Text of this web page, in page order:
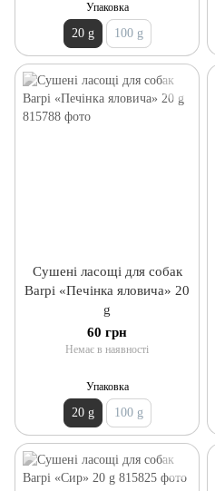
Упаковка
20 g 100 g
Сушені ласощі для собак
Barpi «Печінка яловича» 20
g
60 грн
Немає в наявності
Упаковка
20 g 100 g